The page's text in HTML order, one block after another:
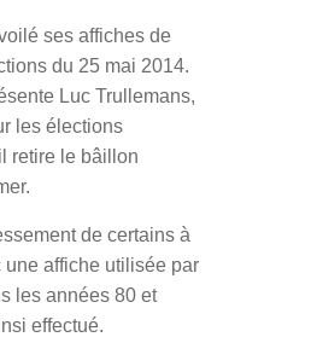
ses affiches de
du 25 mai 2014.
Luc Trullemans,
les élections
retire le bâillon
de certains à
affiche utilisée par
les années 80 et
effectué.